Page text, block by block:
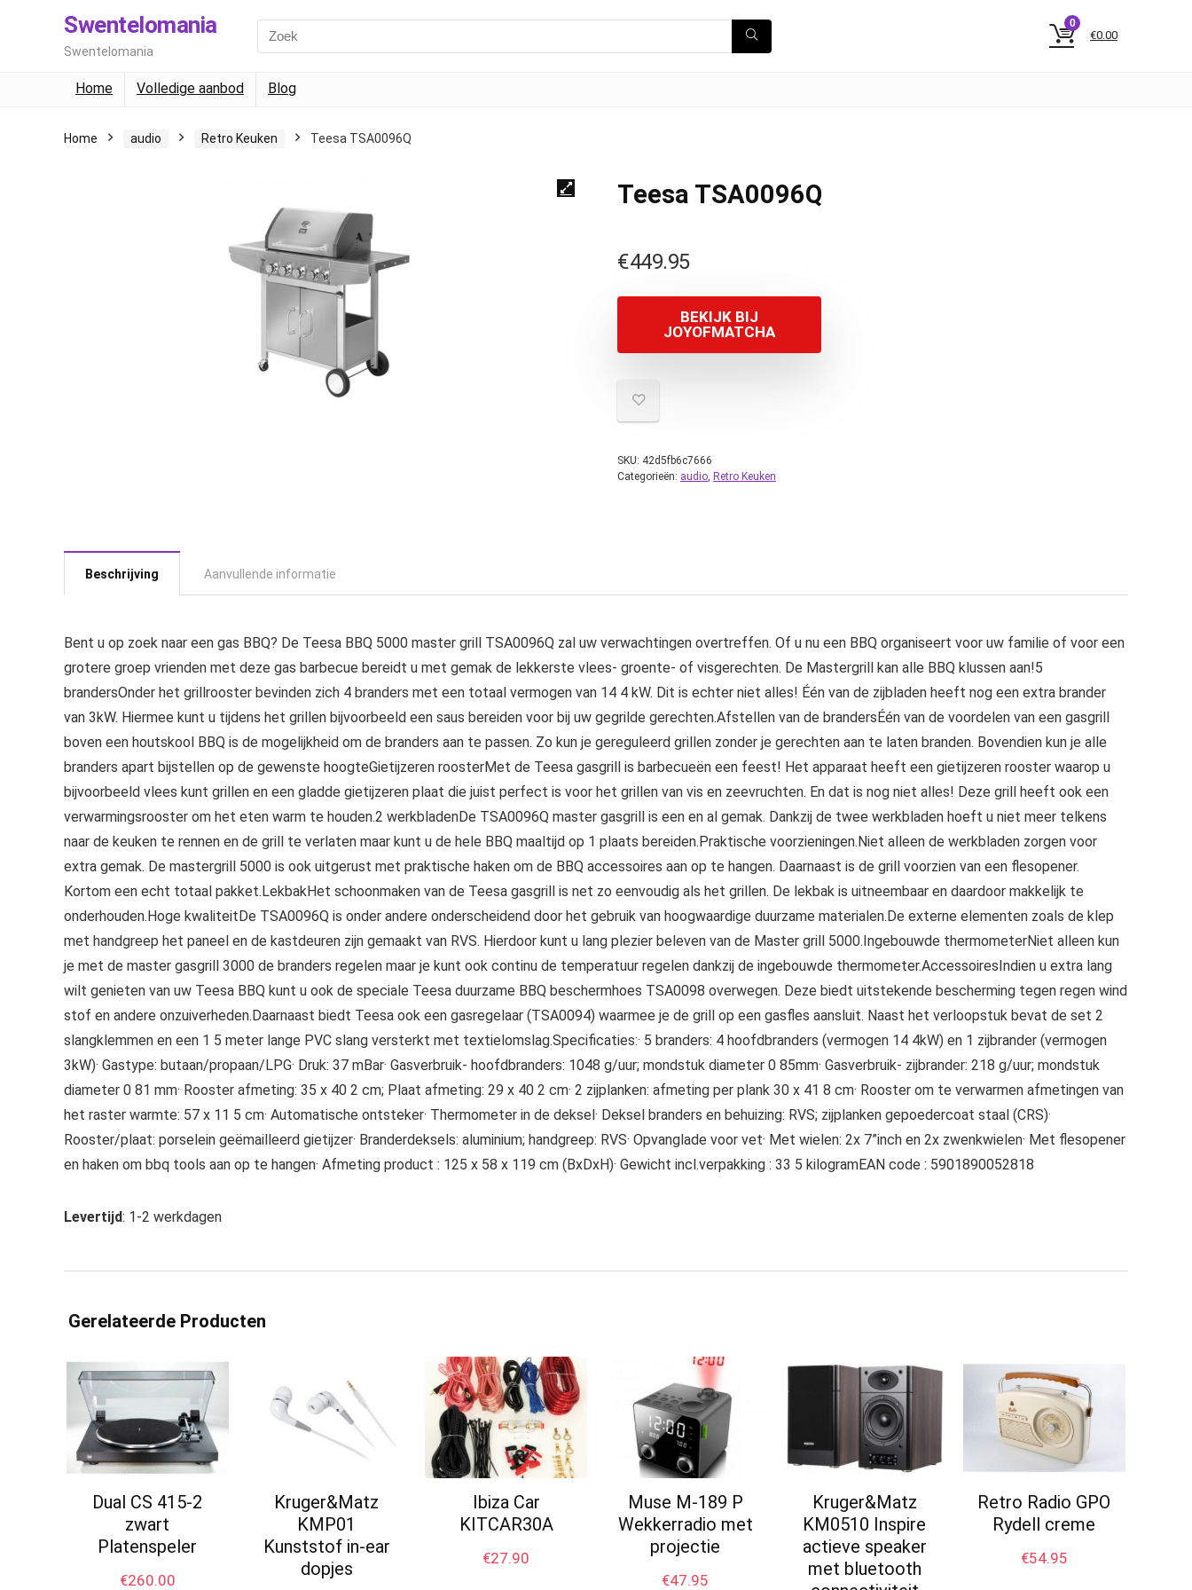
Swentelomania
Swentelomania
0
€0.00
Home Volledige aanbod Blog
Home audio Retro Keuken Teesa TSA0096Q
Teesa TSA0096Q
€449.95
BEKIJK BIJ
JOYOFMATCHA
SKU: 42d5fb6c7666
Categorieën: audio, Retro Keuken
Beschrijving Aanvullende informatie
Bent u op zoek naar een gas BBQ? De Teesa BBQ 5000 master grill TSA0096Q zal uw verwachtingen overtreffen. Of u nu een BBQ organiseert voor uw familie of voor een
grotere groep vrienden met deze gas barbecue bereidt u met gemak de lekkerste vlees- groente- of visgerechten. De Mastergrill kan alle BBQ klussen aan!5
brandersOnder het grillrooster bevinden zich 4 branders met een totaal vermogen van 14 4 kW. Dit is echter niet alles! Één van de zijbladen heeft nog een extra brander
van 3kW. Hiermee kunt u tijdens het grillen bijvoorbeeld een saus bereiden voor bij uw gegrilde gerechten.Afstellen van de brandersÉén van de voordelen van een gasgrill
boven een houtskool BBQ is de mogelijkheid om de branders aan te passen. Zo kun je gereguleerd grillen zonder je gerechten aan te laten branden. Bovendien kun je alle
branders apart bijstellen op de gewenste hoogteGietijzeren roosterMet de Teesa gasgrill is barbecueën een feest! Het apparaat heeft een gietijzeren rooster waarop u
bijvoorbeeld vlees kunt grillen en een gladde gietijzeren plaat die juist perfect is voor het grillen van vis en zeevruchten. En dat is nog niet alles! Deze grill heeft ook een
verwarmingsrooster om het eten warm te houden.2 werkbladenDe TSA0096Q master gasgrill is een en al gemak. Dankzij de twee werkbladen hoeft u niet meer telkens
naar de keuken te rennen en de grill te verlaten maar kunt u de hele BBQ maaltijd op 1 plaats bereiden.Praktische voorzieningen.Niet alleen de werkbladen zorgen voor
extra gemak. De mastergrill 5000 is ook uitgerust met praktische haken om de BBQ accessoires aan op te hangen. Daarnaast is de grill voorzien van een flesopener.
Kortom een echt totaal pakket.LekbakHet schoonmaken van de Teesa gasgrill is net zo eenvoudig als het grillen. De lekbak is uitneembaar en daardoor makkelijk te
onderhouden.Hoge kwaliteitDe TSA0096Q is onder andere onderscheidend door het gebruik van hoogwaardige duurzame materialen.De externe elementen zoals de klep
met handgreep het paneel en de kastdeuren zijn gemaakt van RVS. Hierdoor kunt u lang plezier beleven van de Master grill 5000.Ingebouwde thermometerNiet alleen kun
je met de master gasgrill 3000 de branders regelen maar je kunt ook continu de temperatuur regelen dankzij de ingebouwde thermometer.AccessoiresIndien u extra lang
wilt genieten van uw Teesa BBQ kunt u ook de speciale Teesa duurzame BBQ beschermhoes TSA0098 overwegen. Deze biedt uitstekende bescherming tegen regen wind
stof en andere onzuiverheden.Daarnaast biedt Teesa ook een gasregelaar (TSA0094) waarmee je de grill op een gasfles aansluit. Naast het verloopstuk bevat de set 2
slangklemmen en een 1 5 meter lange PVC slang versterkt met textielomslag.Specificaties:· 5 branders: 4 hoofdbranders (vermogen 14 4kW) en 1 zijbrander (vermogen
3kW)· Gastype: butaan/propaan/LPG· Druk: 37 mBar· Gasverbruik- hoofdbranders: 1048 g/uur; mondstuk diameter 0 85mm· Gasverbruik- zijbrander: 218 g/uur; mondstuk
diameter 0 81 mm· Rooster afmeting: 35 x 40 2 cm; Plaat afmeting: 29 x 40 2 cm· 2 zijplanken: afmeting per plank 30 x 41 8 cm· Rooster om te verwarmen afmetingen van
het raster warmte: 57 x 11 5 cm· Automatische ontsteker· Thermometer in de deksel· Deksel branders en behuizing: RVS; zijplanken gepoedercoat staal (CRS)·
Rooster/plaat: porselein geëmailleerd gietijzer· Branderdeksels: aluminium; handgreep: RVS· Opvanglade voor vet· Met wielen: 2x 7”inch en 2x zwenkwielen· Met flesopener
en haken om bbq tools aan op te hangen· Afmeting product : 125 x 58 x 119 cm (BxDxH)· Gewicht incl.verpakking : 33 5 kilogramEAN code : 5901890052818
Levertijd: 1-2 werkdagen
Gerelateerde Producten
Dual CS 415-2
zwart
Platenspeler
€260.00
Kruger&Matz
KMP01
Kunststof in-ear
dopjes
Ibiza Car
KITCAR30A
€27.90
Muse M-189 P
Wekkerradio met
projectie
€47.95
Kruger&Matz
KM0510 Inspire
actieve speaker
met bluetooth
Retro Radio GPO
Rydell creme
€54.95